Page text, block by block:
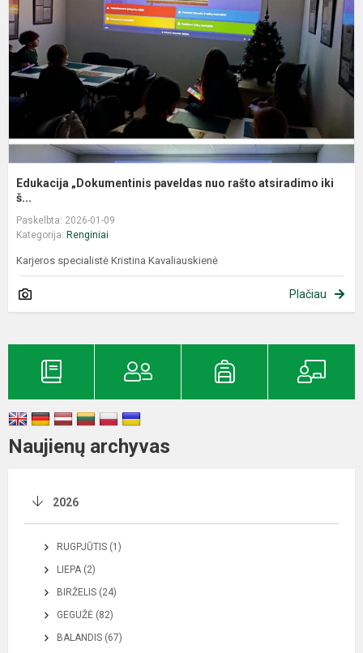
Edukacija „Dokumentinis paveldas nuo rašto atsiradimo iki
š...
Paskelbta: 2026-01-09
Kategorija: Renginiai
Karjeros specialistė Kristina Kavaliauskienė
Plačiau
Naujienų archyvas
2026
RUGPJŪTIS (1)
LIEPA (2)
BIRŽELIS (24)
GEGUŽĖ (82)
BALANDIS (67)